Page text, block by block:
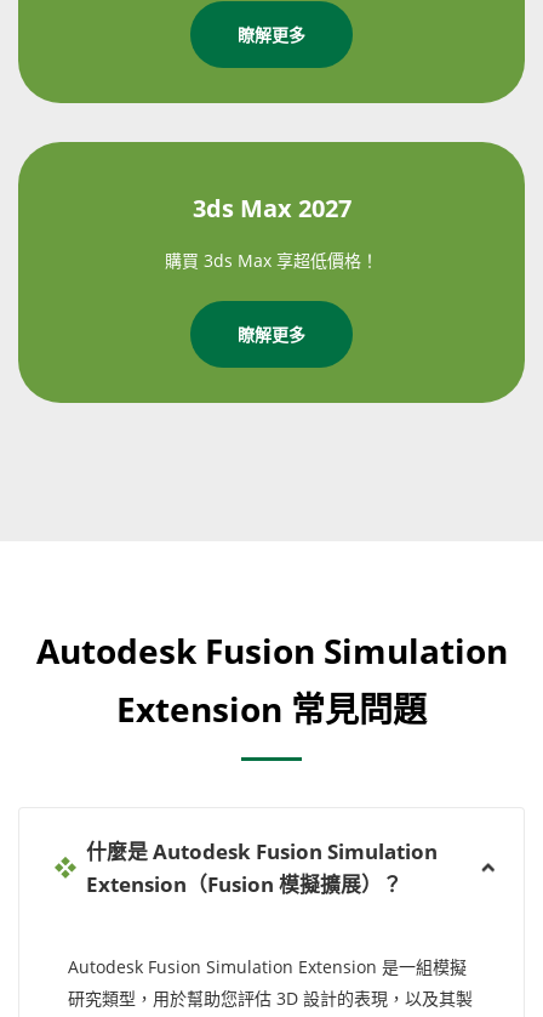
瞭解更多
3ds Max 2027
購買 3ds Max 享超低價格！
瞭解更多
Autodesk Fusion Simulation
Extension 常見問題
什麼是 Autodesk Fusion Simulation
Extension（Fusion 模擬擴展）？
Autodesk Fusion Simulation Extension 是一組模擬
研究類型，用於幫助您評估 3D 設計的表現，以及其製